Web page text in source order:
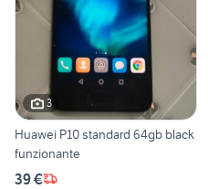
3
Huawei P10 standard 64gb black
funzionante
39 €